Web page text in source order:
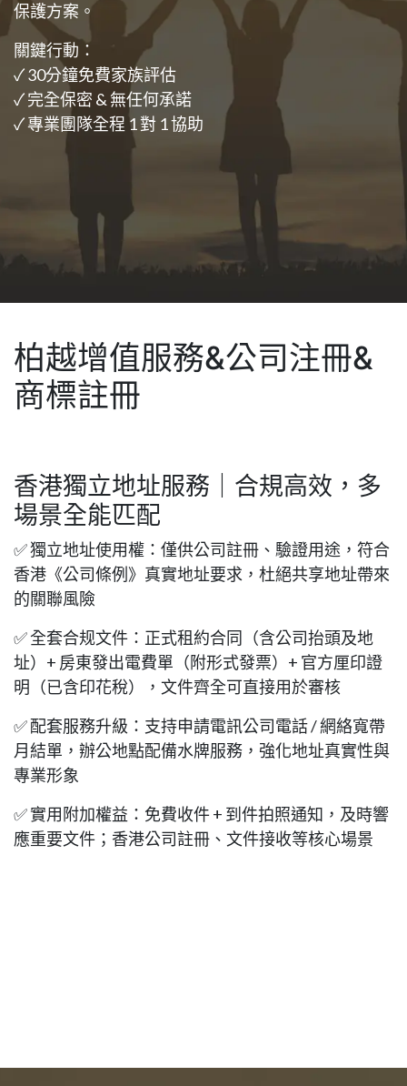
準備好保護您的家族財富了嗎？
深度評估您的家族財務狀況， 設計專為您量身定制的
保護方案。
關鍵行動：
✓ 30分鐘免費家族評估
柏越增值服務&公司注冊&
香港獨立地址服務｜合規高效，多
場景全能匹配
✅ 獨立地址使用權：僅供公司註冊、驗證用途，符合
香港《公司條例》真實地址要求，杜絕共享地址帶來
的關聯風險
✅ 全套合规文件：正式租約合同（含公司抬頭及地
址）+ 房東發出電費單（附形式發票）+ 官方厘印證
明（已含印花稅），文件齊全可直接用於審核
✅ 配套服務升級：支持申請電訊公司電話 / 網絡寬帶
月結單，辦公地點配備水牌服務，強化地址真實性與
專業形象